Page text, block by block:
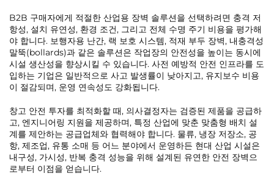
B2B 구매자에게 적절한 산업용 장벽 솔루션을 선택하려면 충격 저
항성, 설치 유연성, 환경 조건, 그리고 전체 수명 주기 비용을 평가해
야 합니다. 보행자용 난간, 랙 보호 시스템, 적재 부두 장벽, 내충격성
말뚝(bollards)과 같은 솔루션은 작업장의 안전성을 높이는 동시에
시설 생산성을 향상시킬 수 있습니다. 사전 예방적 안전 인프라를 도
입하는 기업은 일반적으로 사고 발생률이 낮아지고, 유지보수 비용
이 절감되며, 운영 연속성도 강화됩니다.
창고 안전 투자를 최적화할 때, 의사결정자는 검증된 제품을 공급하
고, 엔지니어링 지원을 제공하며, 특정 산업에 맞춘 맞춤형 배치 설
계를 제안하는 공급업체와 협력해야 합니다. 물류, 냉장 저장소, 공
항, 제조업, 유통 소매 등 어느 분야에서 운영하든 현대 산업 시설은
내구성, 가시성, 반복 충격 성능을 위해 설계된 유연한 안전 장벽으
로부터 이점을 얻습니다.